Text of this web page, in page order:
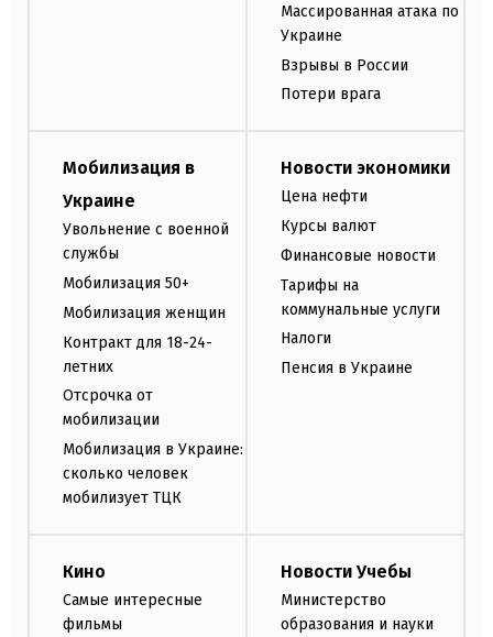
Массированная атака по
Украине
Взрывы в России
Потери врага
Мобилизация в
Украине
Увольнение с военной
службы
Мобилизация 50+
Мобилизация женщин
Контракт для 18-24-
летних
Отсрочка от
мобилизации
Мобилизация в Украине:
сколько человек
мобилизует ТЦК
Новости экономики
Цена нефти
Курсы валют
Финансовые новости
Тарифы на
коммунальные услуги
Налоги
Пенсия в Украине
Кино
Самые интересные
фильмы
Новости Учебы
Министерство
образования и науки